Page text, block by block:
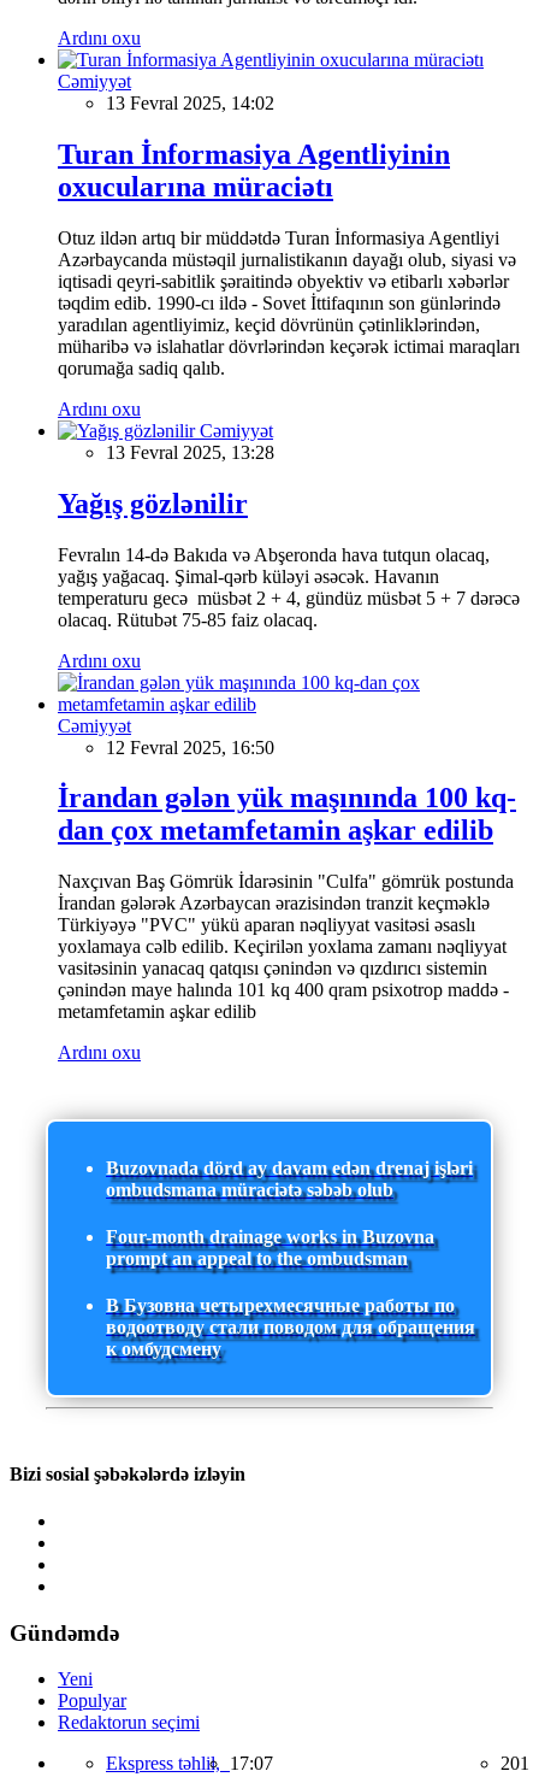
Ardını oxu
Cəmiyyət
13 Fevral 2025, 14:02
Turan İnformasiya Agentliyinin
oxucularına müraciətı
Otuz ildən artıq bir müddətdə Turan İnformasiya Agentliyi
Azərbaycanda müstəqil jurnalistikanın dayağı olub, siyasi və
iqtisadi qeyri-sabitlik şəraitində obyektiv və etibarlı xəbərlər
təqdim edib. 1990-cı ildə - Sovet İttifaqının son günlərində
yaradılan agentliyimiz, keçid dövrünün çətinliklərindən,
müharibə və islahatlar dövrlərindən keçərək ictimai maraqları
qorumağa sadiq qalıb.
Ardını oxu
Cəmiyyət
13 Fevral 2025, 13:28
Yağış gözlənilir
Fevralın 14-də Bakıda və Abşeronda hava tutqun olacaq,
yağış yağacaq. Şimal-qərb küləyi əsəcək. Havanın
temperaturu gecə müsbət 2 + 4, gündüz müsbət 5 + 7 dərəcə
olacaq. Rütubət 75-85 faiz olacaq.
Ardını oxu
Cəmiyyət
12 Fevral 2025, 16:50
İrandan gələn yük maşınında 100 kq-
dan çox metamfetamin aşkar edilib
Naxçıvan Baş Gömrük İdarəsinin "Culfa" gömrük postunda
İrandan gələrək Azərbaycan ərazisindən tranzit keçməklə
Türkiyəyə "PVC" yükü aparan nəqliyyat vasitəsi əsaslı
yoxlamaya cəlb edilib. Keçirilən yoxlama zamanı nəqliyyat
vasitəsinin yanacaq qatqısı çənindən və qızdırıcı sistemin
çənindən maye halında 101 kq 400 qram psixotrop maddə -
metamfetamin aşkar edilib
Ardını oxu
Buzovnada dörd ay davam edən drenaj işləri
ombudsmana müraciətə səbəb olub
Four-month drainage works in Buzovna
prompt an appeal to the ombudsman
В Бузовна четырехмесячные работы по
водоотводу стали поводом для обращения
к омбудсмену
Bizi sosial şəbəkələrdə izləyin
Gündəmdə
Yeni
Populyar
Redaktorun seçimi
Ekspress təhlil, 17:07 201